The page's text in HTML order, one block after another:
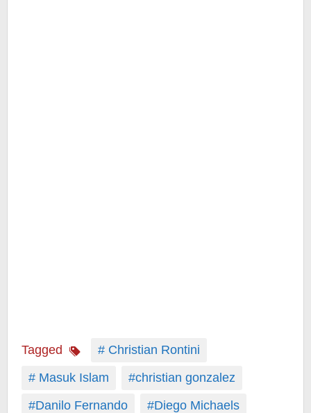
Tagged
# Christian Rontini
# Masuk Islam
#christian gonzalez
#Danilo Fernando
#Diego Michaels